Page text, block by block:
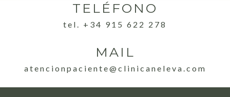
TELÉFONO
tel. +34 915 622 278
MAIL
atencionpaciente@clinicaneleva.com